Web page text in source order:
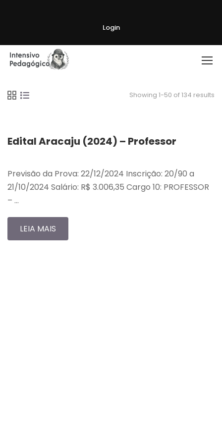
Login
Showing 1-50 of 134 results
Edital Aracaju (2024) – Professor
Previsão da Prova: 22/12/2024 Inscrição: 20/90 a
21/10/2024 Salário: R$ 3.006,35 Cargo 10: PROFESSOR
– …
LEIA MAIS